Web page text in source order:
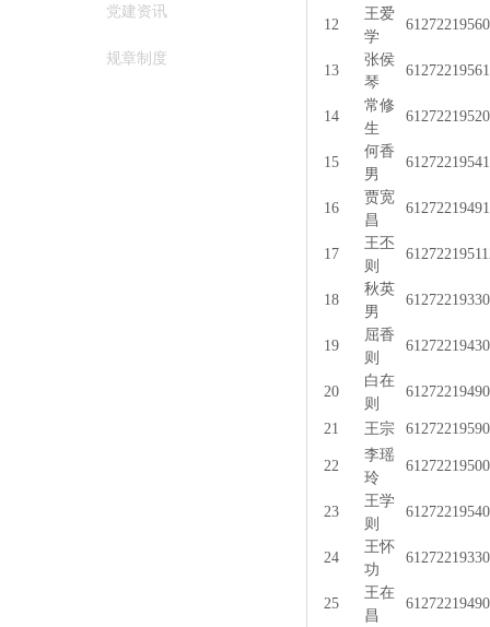
党建资讯
规章制度
12
王爱
学
13
张侯
琴
14
常修
生
15
何香
男
16
贾宽
昌
17
王丕
则
18
秋英
男
19
屈香
则
20
白在
则
21 王宗
22
李瑶
玲
23
王学
则
24
王怀
功
25
王在
昌